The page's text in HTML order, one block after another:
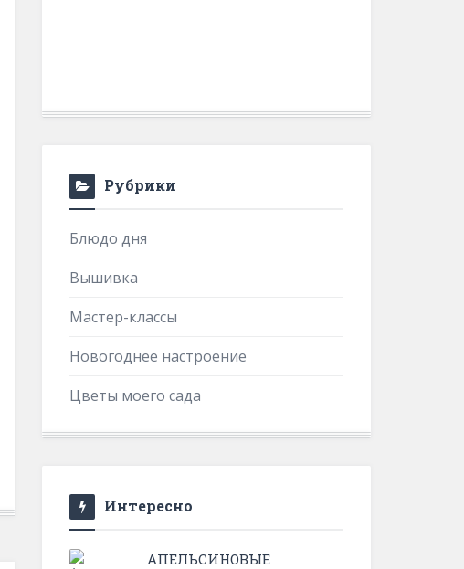
Рубрики
Блюдо дня
Вышивка
Мастер-классы
Новогоднее настроение
Цветы моего сада
Интересно
АПЕЛЬСИНОВЫЕ